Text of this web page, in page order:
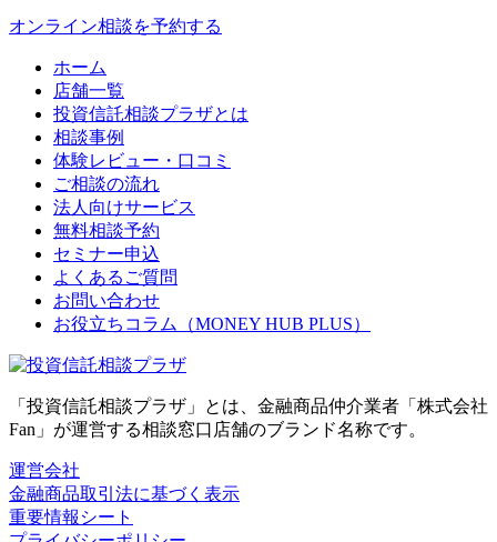
オンライン相談を予約する
ホーム
店舗一覧
投資信託相談プラザとは
相談事例
体験レビュー・口コミ
ご相談の流れ
法人向けサービス
無料相談予約
セミナー申込
よくあるご質問
お問い合わせ
お役立ちコラム（MONEY HUB PLUS）
「投資信託相談プラザ」とは、金融商品仲介業者「株式会社
Fan」が運営する相談窓口店舗のブランド名称です。
運営会社
金融商品取引法に基づく表示
重要情報シート